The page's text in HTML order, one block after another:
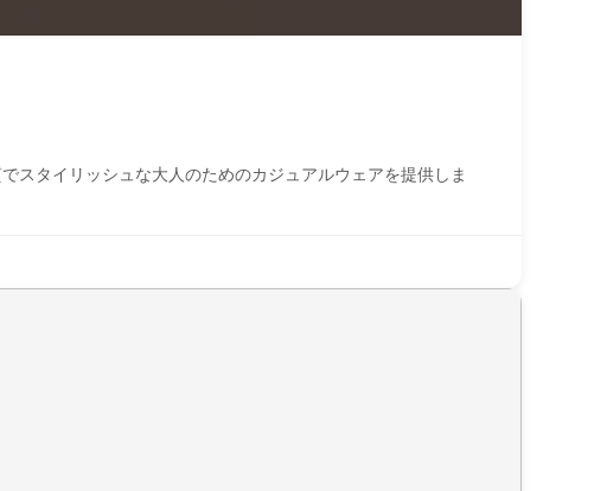
スタイリッシュな大人のためのカジュアルウェアを提供しま